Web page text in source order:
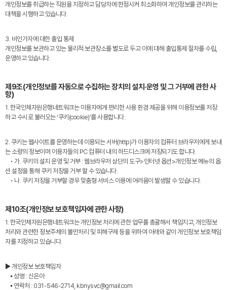
개인정보를 취급하는 직원을 지정하고 담당자에 한정시켜 최소화하여 개인정보를 관리하는
대책을 시행하고 있습니다.
3. 비인가자에 대한 출입 통제
개인정보를 보관하고 있는 물리적 보관장소를 별도로 두고 이에 대해 출입통제 절차를 수립,
운영하고 있습니다.
제9조(개인정보를 자동으로 수집하는 장치의 설치·운영 및 그 거부에 관한 사
항)
1. 한국인체자원은행네트워크는 이용자에게 편리한 사용 환경 제공을 위해 이용정보를 저장
하고 수시로 불러오는 ‘쿠키(cookie)’를 사용합니다.
2. 쿠키는 웹사이트를 운영하는데 이용되는 서버(http)가 이용자의 컴퓨터 브라우저에게 보내
는 소량의 정보이며 이용자들의 PC 컴퓨터 내의 하드디스크에 저장되기도 합니다.
• 가. 쿠키의 설치·운영 및 거부 : 웹브라우저 상단의 도구>인터넷 옵션>개인정보 메뉴의 옵
션 설정을 통해 쿠키 저장을 거부 할 수 있습니다.
• 나. 쿠키 저장을 거부할 경우 맞춤형 서비스 이용에 어려움이 발생할 수 있습니다.
제10조(개인정보 보호책임자에 관한 사항)
1. 한국인체자원은행네트워크는 개인정보 처리에 관한 업무를 총괄해서 책임지고, 개인정보
처리와 관련한 정보주체의 불만처리 및 피해구제 등을 위하여 아래와 같이 개인정보 보호책임
자를 지정하고 있습니다.
▶ 개인정보 보호책임자
⦁ 성명 : 신은아
⦁ 연락처 : 031-546-2714, kbnysvc@gmail.com